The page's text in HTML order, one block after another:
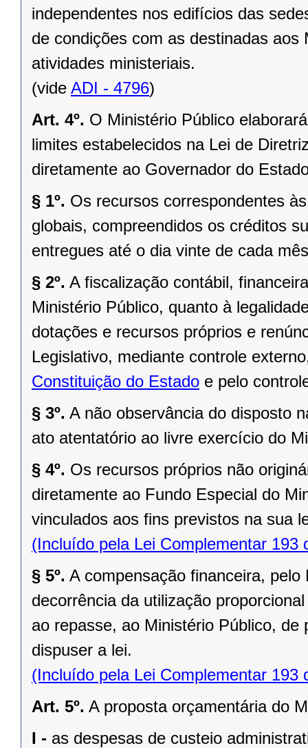
independentes nos edifícios das
de condições com as destinadas
atividades ministeriais.
(vide ADI - 4796)
Art. 4º. O Ministério Público
limites estabelecidos na Lei de
diretamente ao Governador do
§ 1º. Os recursos correspondentes
globais, compreendidos os créditos
entregues até o dia vinte de cada
§ 2º. A fiscalização contábil,
Ministério Público, quanto à
dotações e recursos próprios e
Legislativo, mediante controle
Constituição do Estado e pelo
§ 3º. A não observância do disposto
ato atentatório ao livre exercício do
§ 4º. Os recursos próprios não
diretamente ao Fundo Especial do
vinculados aos fins previstos na sua
(Incluído pela Lei Complementar 193
§ 5º. A compensação financeira,
decorrência da utilização
ao repasse, ao Ministério Público,
dispuser a lei.
(Incluído pela Lei Complementar 193
Art. 5º. A proposta orçamentária do
I - as despesas de custeio